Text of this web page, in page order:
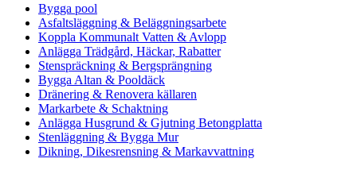
Bygga pool
Asfaltsläggning & Beläggningsarbete
Koppla Kommunalt Vatten & Avlopp
Anlägga Trädgård, Häckar, Rabatter
Stenspräckning & Bergsprängning
Bygga Altan & Pooldäck
Dränering & Renovera källaren
Markarbete & Schaktning
Anlägga Husgrund & Gjutning Betongplatta
Stenläggning & Bygga Mur
Dikning, Dikesrensning & Markavvattning